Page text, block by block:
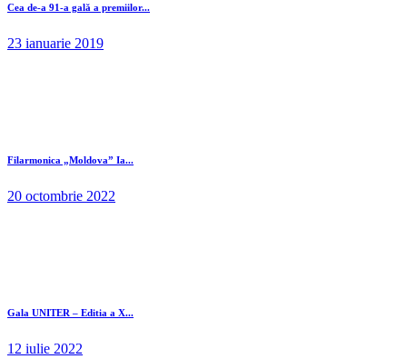
Cea de-a 91-a gală a premiilor...
23 ianuarie 2019
Filarmonica „Moldova” Ia...
20 octombrie 2022
Gala UNITER – Editia a X...
12 iulie 2022